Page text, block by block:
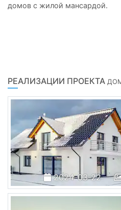
домов с жилой мансардой.
РЕАЛИЗАЦИИ ПРОЕКТА
2024-03-22